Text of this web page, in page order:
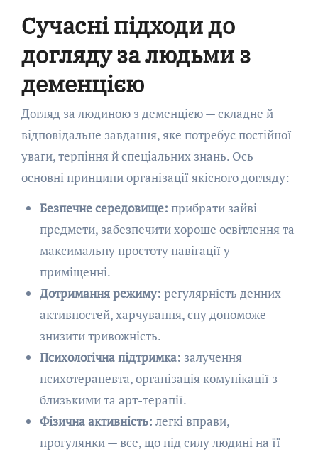
Сучасні підходи до
догляду за людьми з
деменцією
Догляд за людиною з деменцією — складне й
відповідальне завдання, яке потребує постійної
уваги, терпіння й спеціальних знань. Ось
основні принципи організації якісного догляду:
Безпечне середовище: прибрати зайві
предмети, забезпечити хороше освітлення та
максимальну простоту навігації у
приміщенні.
Дотримання режиму: регулярність денних
активностей, харчування, сну допоможе
знизити тривожність.
Психологічна підтримка: залучення
психотерапевта, організація комунікації з
близькими та арт-терапії.
Фізична активність: легкі вправи,
прогулянки — все, що під силу людині на її